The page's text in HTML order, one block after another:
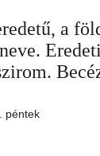
a
péntek